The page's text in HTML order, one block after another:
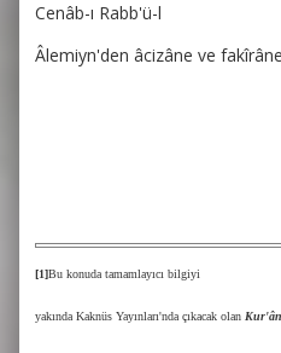
Cenâb-ı Rabb'ü-l
Âlemiyn'den âcizâne ve
[1]Bu konuda tamamlayıcı bilgiyi
yakında Kaknüs Yayınları'nda çıkacak olan